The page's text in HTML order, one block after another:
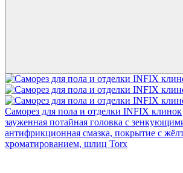
Саморез для пола и отделки INFIX клинок
зауженная потайная головка с
антифрикционная смазка, покрытие с
хроматированием, шлиц Torx